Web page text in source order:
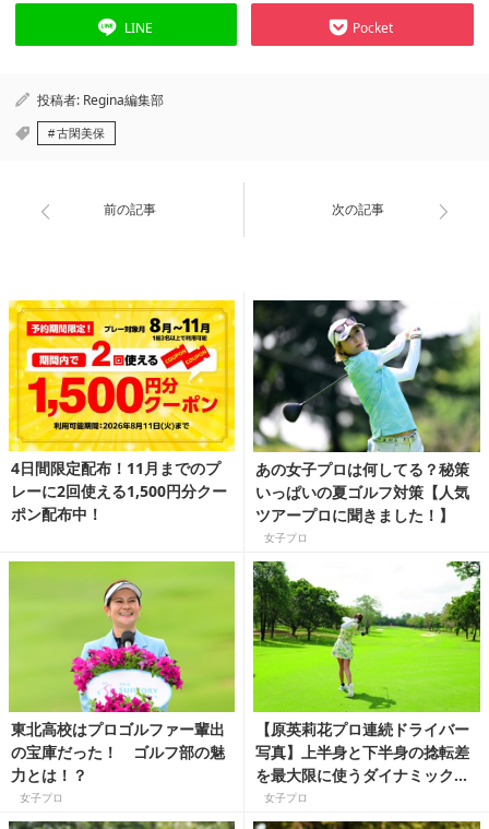
LINE Pocket
投稿者: Regina編集部
古閑美保
前の記事 次の記事
4日間限定配布！11月までのプ
レーに2回使える1,500円分クー
ポン配布中！
あの女子プロは何してる？秘策
いっぱいの夏ゴルフ対策【人気
ツアープロに聞きました！】
女子プロ
東北高校はプロゴルファー輩出
の宝庫だった！ ゴルフ部の魅
力とは！？
女子プロ
【原英莉花プロ連続ドライバー
写真】上半身と下半身の捻転差
を最大限に使うダイナミック度
No.1スイング
女子プロ